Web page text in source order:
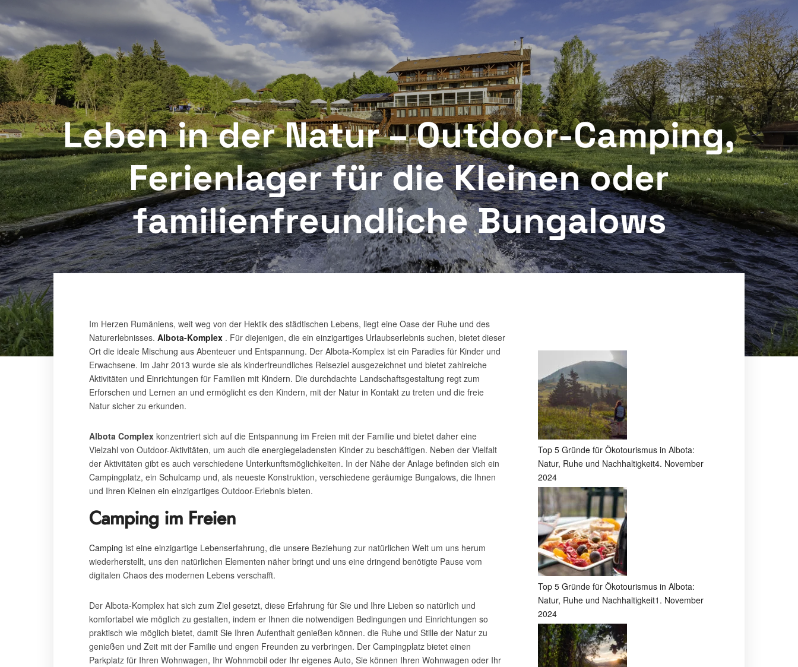
Păstrăvăria Albota, Arpașu de Sus 505, 557016, Sibiu
ALBOTA-KOMPLEX RESTAURANT MAGAZIN ONLINE VERANSTALTUNGEN SONDERANGEBOTE ALBOTA
Check in Check out PRÜFEN
Leben in der Natur – Outdoor-Camping,
Ferienlager für die Kleinen oder
familienfreundliche Bungalows
Im Herzen Rumäniens, weit weg von der Hektik des städtischen Lebens, liegt eine Oase der Ruhe und des
Naturerlebnisses. Albota-Komplex . Für diejenigen, die ein einzigartiges Urlaubserlebnis suchen, bietet dieser
Ort die ideale Mischung aus Abenteuer und Entspannung. Der Albota-Komplex ist ein Paradies für Kinder und
Erwachsene. Im Jahr 2013 wurde sie als kinderfreundliches Reiseziel ausgezeichnet und bietet zahlreiche
Aktivitäten und Einrichtungen für Familien mit Kindern. Die durchdachte Landschaftsgestaltung regt zum
Erforschen und Lernen an und ermöglicht es den Kindern, mit der Natur in Kontakt zu treten und die freie
Natur sicher zu erkunden.
Albota Complex konzentriert sich auf die Entspannung im Freien mit der Familie und bietet daher eine
Vielzahl von Outdoor-Aktivitäten, um auch die energiegeladensten Kinder zu beschäftigen. Neben der Vielfalt
der Aktivitäten gibt es auch verschiedene Unterkunftsmöglichkeiten. In der Nähe der Anlage befinden sich ein
Campingplatz, ein Schulcamp und, als neueste Konstruktion, verschiedene geräumige Bungalows, die Ihnen
und Ihren Kleinen ein einzigartiges Outdoor-Erlebnis bieten.
Camping im Freien
Camping ist eine einzigartige Lebenserfahrung, die unsere Beziehung zur natürlichen Welt um uns herum
wiederherstellt, uns den natürlichen Elementen näher bringt und uns eine dringend benötigte Pause vom
digitalen Chaos des modernen Lebens verschafft.
Der Albota-Komplex hat sich zum Ziel gesetzt, diese Erfahrung für Sie und Ihre Lieben so natürlich und
komfortabel wie möglich zu gestalten, indem er Ihnen die notwendigen Bedingungen und Einrichtungen so
praktisch wie möglich bietet, damit Sie Ihren Aufenthalt genießen können. die Ruhe und Stille der Natur zu
genießen und Zeit mit der Familie und engen Freunden zu verbringen. Der Campingplatz bietet einen
Parkplatz für Ihren Wohnwagen, Ihr Wohnmobil oder Ihr eigenes Auto, Sie können Ihren Wohnwagen oder Ihr
Top 5 Gründe für Ökotourismus in Albota:
Natur, Ruhe und Nachhaltigkeit4. November
2024
Top 5 Gründe für Ökotourismus in Albota:
Natur, Ruhe und Nachhaltigkeit1. November
2024